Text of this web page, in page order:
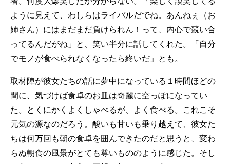
ように見えて、わしらはライバルだでね。あんねぇ（お
姉さん）にはまだまだ負けられん！って、内心で競い合
ってるんだがね」と、笑い半分に話してくれた。「自分
でモノが食べられなくなったら終いだ」とも。
取材陣が彼女たちの話に夢中になっている１時間ほどの
間に、気づけば食卓のお皿は奇麗に空っぽになってい
た。とくにかくよくしゃべるが、よく食べる。これこそ
元気の源なのだろう。酸いも甘いも乗り越えて、彼女た
ちは何万回も朝の食卓を囲んできたのだと思うと、変わ
らぬ朝食の風景がとても尊いもののように感じた。そし